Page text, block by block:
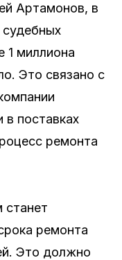
Артамонов, в
судебных
1 миллиона
Это связано с
поставках
ремонта
ремонта
Это должно